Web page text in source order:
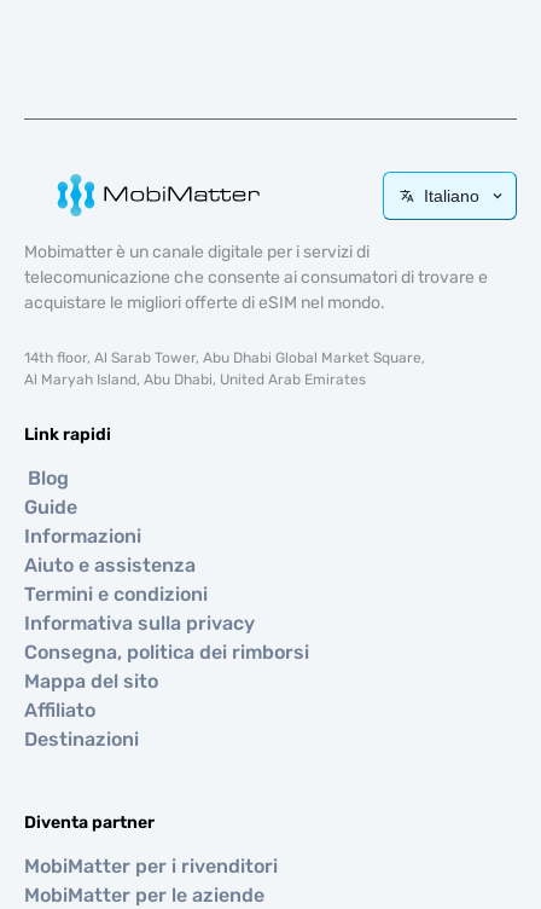
Italiano
Mobimatter è un canale digitale per i servizi di
telecomunicazione che consente ai consumatori di trovare e
acquistare le migliori offerte di eSIM nel mondo.
14th floor, Al Sarab Tower, Abu Dhabi Global Market Square,
Al Maryah Island, Abu Dhabi, United Arab Emirates
Link rapidi
Blog
Guide
Informazioni
Aiuto e assistenza
Termini e condizioni
Informativa sulla privacy
Consegna, politica dei rimborsi
Mappa del sito
Affiliato
Destinazioni
Diventa partner
MobiMatter per i rivenditori
MobiMatter per le aziende